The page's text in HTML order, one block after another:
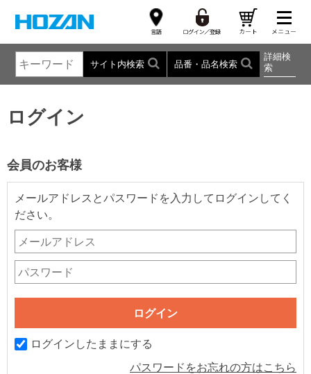
サイト内検索 品番・品名検索
詳細検
索
ログイン
会員のお客様
メールアドレスとパスワードを入力してログインしてく
ださい。
ログインしたままにする
パスワードをお忘れの方はこちら